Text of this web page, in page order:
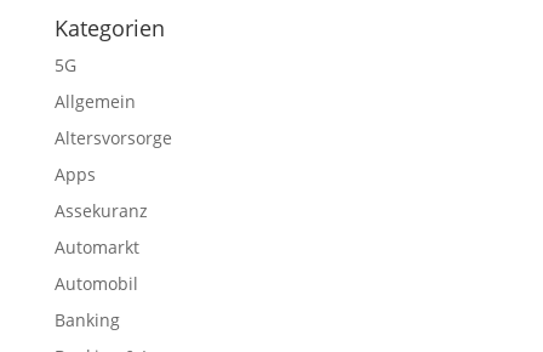
Kategorien
5G
Allgemein
Altersvorsorge
Apps
Assekuranz
Automarkt
Automobil
Banking